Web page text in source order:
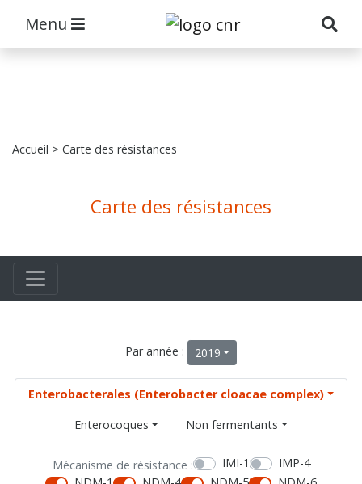
Menu
Accueil > Carte des résistances
Carte des résistances
Par année : 2019
Enterobacterales (Enterobacter cloacae complex)
Enterocoques
Non fermentants
Mécanisme de résistance : IMI-1
IMP-4